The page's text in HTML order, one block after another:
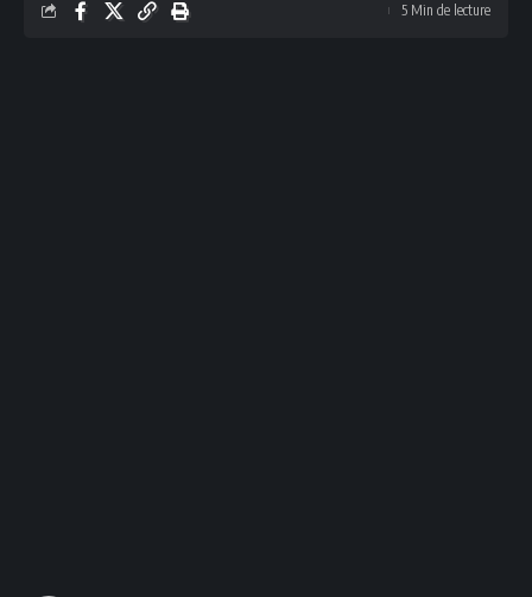
5 Min de lecture